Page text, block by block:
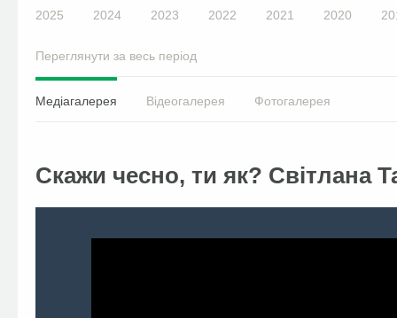
2025 2024 2023 2022 2021 2020
Переглянути за весь період
Медіагалерея Відеогалерея Фотогалерея
Скажи чесно, ти як? Світлана